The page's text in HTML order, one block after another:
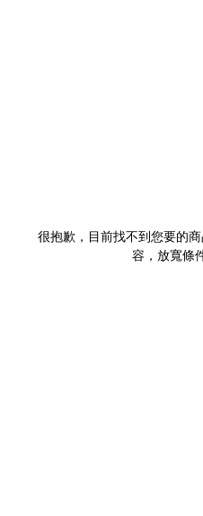
很抱歉，目前找不到您要的
容，放寬條